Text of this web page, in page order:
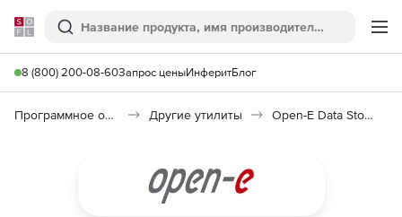
Softline
Поиск
8 (800) 200-08-60Запрос ценыИнферитБлог
Программное обеспечение для работы с файлами и дисками Другие утилиты Open-E Data Storage Software (Open-E DSS) V7